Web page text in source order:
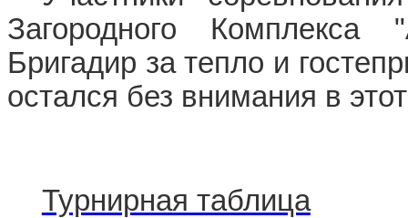
Загородного Комплекса
Бригадир за тепло и
остался без внимания в
Турнирная таблица